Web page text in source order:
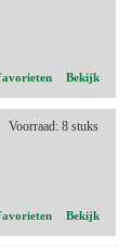
Bekijk
Voorraad: 8 stuks
Bekijk